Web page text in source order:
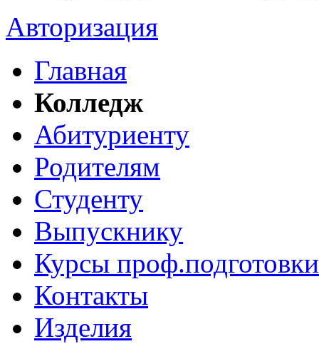
Авторизация
Главная
Колледж
Абитуриенту
Родителям
Студенту
Выпускнику
Курсы проф.подготовки
Контакты
Изделия